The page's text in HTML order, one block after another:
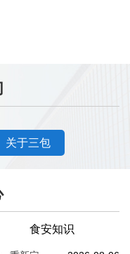
关于三包
食安知识